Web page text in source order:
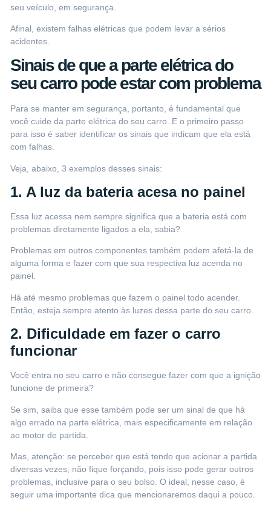
seu veículo, em segurança.
Afinal, existem falhas elétricas que podem levar a sérios
acidentes.
Sinais de que a parte elétrica do
seu carro pode estar com problema
Para se manter em segurança, portanto, é fundamental que
você cuide da parte elétrica do seu carro. E o primeiro passo
para isso é saber identificar os sinais que indicam que ela está
com falhas.
Veja, abaixo, 3 exemplos desses sinais:
1. A luz da bateria acesa no painel
Essa luz acessa nem sempre significa que a bateria está com
problemas diretamente ligados a ela, sabia?
Problemas em outros componentes também podem afetá-la de
alguma forma e fazer com que sua respectiva luz acenda no
painel.
Há até mesmo problemas que fazem o painel todo acender.
Então, esteja sempre atento às luzes dessa parte do seu carro
2. Dificuldade em fazer o carro
funcionar
Você entra no seu carro e não consegue fazer com que a ignição
funcione de primeira?
Se sim, saiba que esse também pode ser um sinal de que há
algo errado na parte elétrica, mais especificamente em relação
ao motor de partida.
Mas, atenção: se perceber que está tendo que acionar a partida
diversas vezes, não fique forçando, pois isso pode gerar outros
problemas, inclusive para o seu bolso. O ideal, nesse caso, é
seguir uma importante dica que mencionaremos daqui a pouco.